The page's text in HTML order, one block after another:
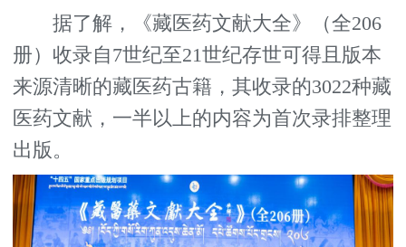
据了解，《藏医药文献大全》（全206
册）收录自7世纪至21世纪存世可得且版本
来源清晰的藏医药古籍，其收录的3022种藏
医药文献，一半以上的内容为首次录排整理
出版。